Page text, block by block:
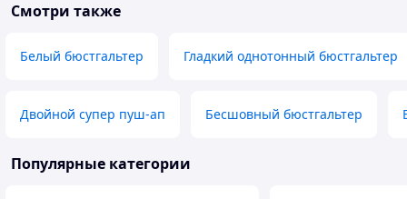
Смотри также
Белый бюстгальтер Гладкий однотонный бюстгальтер
Двойной супер пуш-ап Бесшовный бюстгальтер
Популярные категории